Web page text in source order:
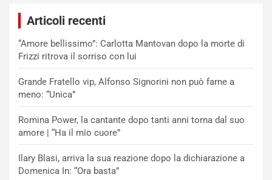
Articoli recenti
“Amore bellissimo”: Carlotta Mantovan dopo la morte di
Frizzi ritrova il sorriso con lui
Grande Fratello vip, Alfonso Signorini non può farne a
meno: “Unica”
Romina Power, la cantante dopo tanti anni torna dal suo
amore | “Ha il mio cuore”
Ilary Blasi, arriva la sua reazione dopo la dichiarazione a
Domenica In: “Ora basta”